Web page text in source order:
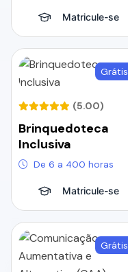
Matricule-se
Grátis
(5.00)
Brinquedoteca
Inclusiva
De 6 a 400 horas
Matricule-se
Grátis